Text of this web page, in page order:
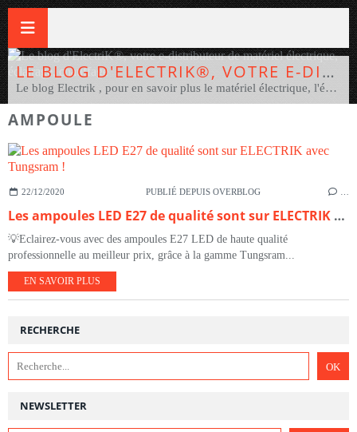
LE BLOG D'ELECTRIK®, VOTRE E-DISTRIBUTEUR DE MATÉRIEL ÉLECTRIQUE, ÉCLAIRAGE, CHAUFFAGE
Le blog Electrik , pour en savoir plus le matériel électrique, l'éclairage et le chauffage électrique. Vous un pro ou un bricoleur ? Pour achetez votre matériel électrique et électrotechnique, éclairage, chauffage au meilleur prix, rendez-vous sur www.electrik.fr , le distributeur 100% en ligne ! Electrik.fr e-distributeur de plus de 75 marques dont ABB, Applimo, Eur'ohm, Ensto, SLV, Novolux, Campa, Delta Dore, Theben, Gewiss, Cembre, Europole, Finsecur, Fermax, Honewell, Indigo... Pour vos travaux électriques, vous pourrez dire : Mon élec en 3 clics, c'est Electrik ! #electrik #MonElecEn3Clics
AMPOULE
22/12/2020 PUBLIÉ DEPUIS OVERBLOG
Les ampoules LED E27 de qualité sont sur ELECTRIK avec Tungsram !
💡Eclairez-vous avec des ampoules E27 LED de haute qualité
professionnelle au meilleur prix, grâce à la gamme Tungsram...
EN SAVOIR PLUS
NEWSLETTER
RECHERCHE